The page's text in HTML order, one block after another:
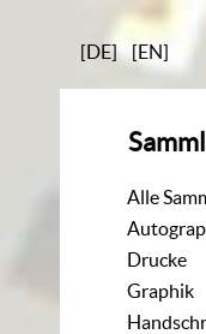
[DE] [EN]
Alle
Drucke
Graphik